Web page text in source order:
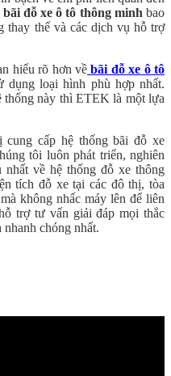
bãi đỗ xe ô tô thông minhbao
thay thế và các dịch vụ hỗ trợ
hiểu rõ hơn vềbãi đỗ xe ô tô
dụng loại hình phù hợp nhất.
thống này thì ETEK là một lựa
cấp hệ thống bãi đỗ xe
tôi luôn phát triển, nghiên
về hệ thống đỗ xe thông
tích đỗ xe tại các đô thị, tòa
không nhấc máy lên để liên
trợ tư vấn giải đáp mọi thắc
nhanh chóng nhất.